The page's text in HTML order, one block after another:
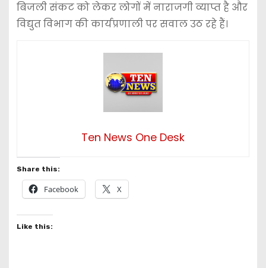
बिजली संकट को लेकर लोगों में नाराजगी व्याप्त है और
विद्युत विभाग की कार्यप्रणाली पर सवाल उठ रहे हैं।
Ten News One Desk
Share this:
Facebook X
Like this: